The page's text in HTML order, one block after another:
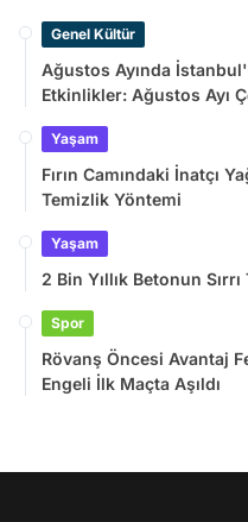
Genel Kültür
Ağustos Ayında
Etkinlikler: Ağustos Ayı
Yaşam
Fırın Camındaki İnatçı
Temizlik Yöntemi
Yaşam
2 Bin Yıllık Betonun Sırrı
Spor
Rövanş Öncesi Avantaj
Engeli İlk Maçta Aşıldı